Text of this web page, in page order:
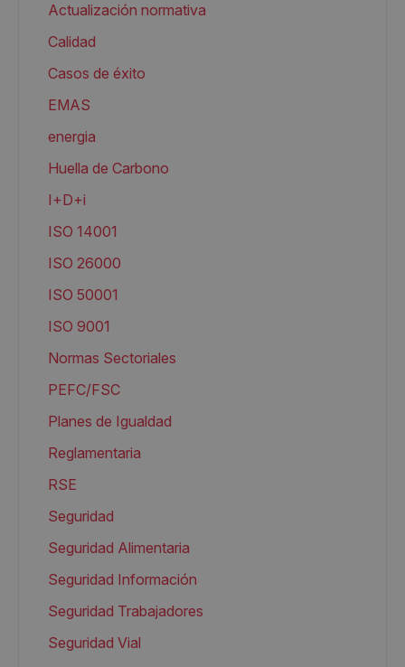
Actualización normativa
Calidad
Casos de éxito
EMAS
energia
Huella de Carbono
I+D+i
ISO 14001
ISO 26000
ISO 50001
ISO 9001
Normas Sectoriales
PEFC/FSC
Planes de Igualdad
Reglamentaria
RSE
Seguridad
Seguridad Alimentaria
Seguridad Información
Seguridad Trabajadores
Seguridad Vial